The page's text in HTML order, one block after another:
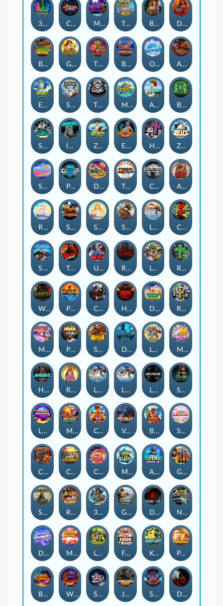
3 Arcane Cauldrons Crownlings Clusters Midnight Mirage Tikitopia BoosterBelt Bonnie's Buccaneers Demon Queen
Buzz Patrol Gearlab Genius The Crime File Behind Bars: Masterplan Opa Santorini! Arena of Iron
Epic Ze Zeus Supreme Zeus THE COUNT MARLIN MASTERS: THE BIG HAUL Aiko and the Wind Spirit Booze Bash
SixSixSix Invictus Ze Zeus Eye of Medusa Hot Ross Zeus Ze Zecond
Superstar Sevens PRAY FOR SIX Danny Dollar TOSHI WAYS CLUB CIRCLE OF LIFE ARMY OF ARES
RAINBOW PRINCESS STEAMRUNNERS SUN PRINCESS SPEAR OF ATHENA LE SANTA CHAOS CREW 3
STORMBORN THE WILDWOOD CURSE Ultimate Slot of America Reign of Rome Le Bandit Rad Maxx
Wanted Dead or a Wild Phoenix Cash Crew Hounds Of Hell Divine Drop RIP City
Munchy Milo Power of 10 Strength Of Hercules Dynasty of Death Le Digger Magic Piggy OG
Hand of Anubis Rise of Fortuna LE FOOTBALL FAN LE HOOLIGAN Life and Death Shadow Treasure
Lucky Multifruit Merlin's Mania Chicken Man Valhalla: Wild Winter Blaze Buddies Sticky Candyland
Crystal Robot Coop Clash Chocolate Rocket Marlin Masters Atlantis Aliens Among Us Grug Make Fire
Sand and Ashes Red Rascal™ 3 Cursed Chests™ Great Game Rockies Death Becomes You Nitro Nights
Dandy Diamonds Max Win Machine Le Prechaun Fred's Food Truck Keep 'em Piggy Cluster Hunt
Barrel Bonanza Wild Dojo Strike Space Zoo Junkyard Kings Shadow Strike Dark Spiral